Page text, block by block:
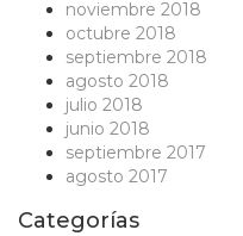
noviembre 2018
octubre 2018
septiembre 2018
agosto 2018
julio 2018
junio 2018
septiembre 2017
agosto 2017
Categorías